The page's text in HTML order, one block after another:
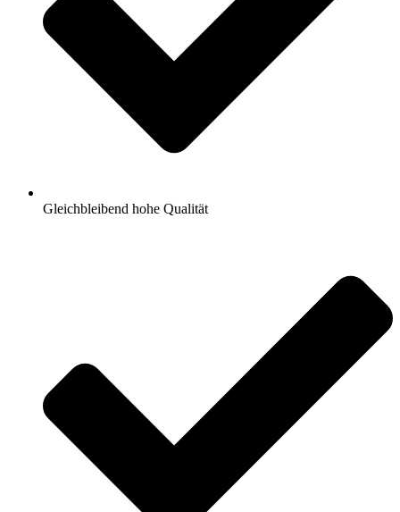
Gleichbleibend hohe Qualität